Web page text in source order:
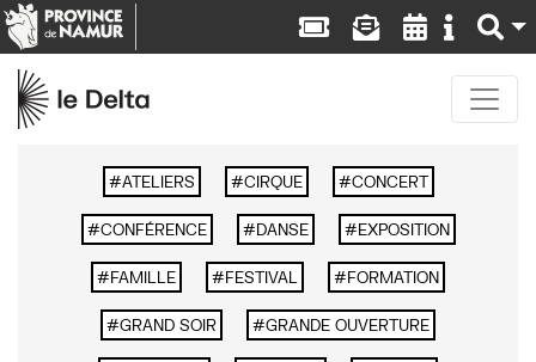
ATELIERS CIRQUE CONCERT
CONFÉRENCE DANSE EXPOSITION
FAMILLE FESTIVAL FORMATION
GRAND SOIR GRANDE OUVERTURE